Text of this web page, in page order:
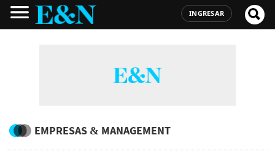
INGRESAR
EMPRESAS & MANAGEMENT